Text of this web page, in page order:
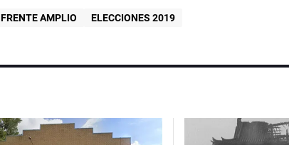
FRENTE AMPLIO ELECCIONES 2019